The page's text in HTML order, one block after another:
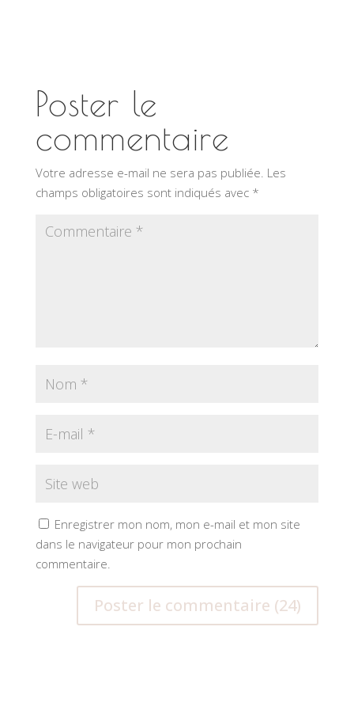
Poster le
commentaire
Votre adresse e-mail ne sera pas publiée. Les
champs obligatoires sont indiqués avec *
Enregistrer mon nom, mon e-mail et mon site
dans le navigateur pour mon prochain
commentaire.